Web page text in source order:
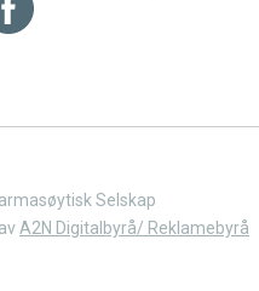
Selskap
A2N Digitalbyrå/ Reklamebyrå